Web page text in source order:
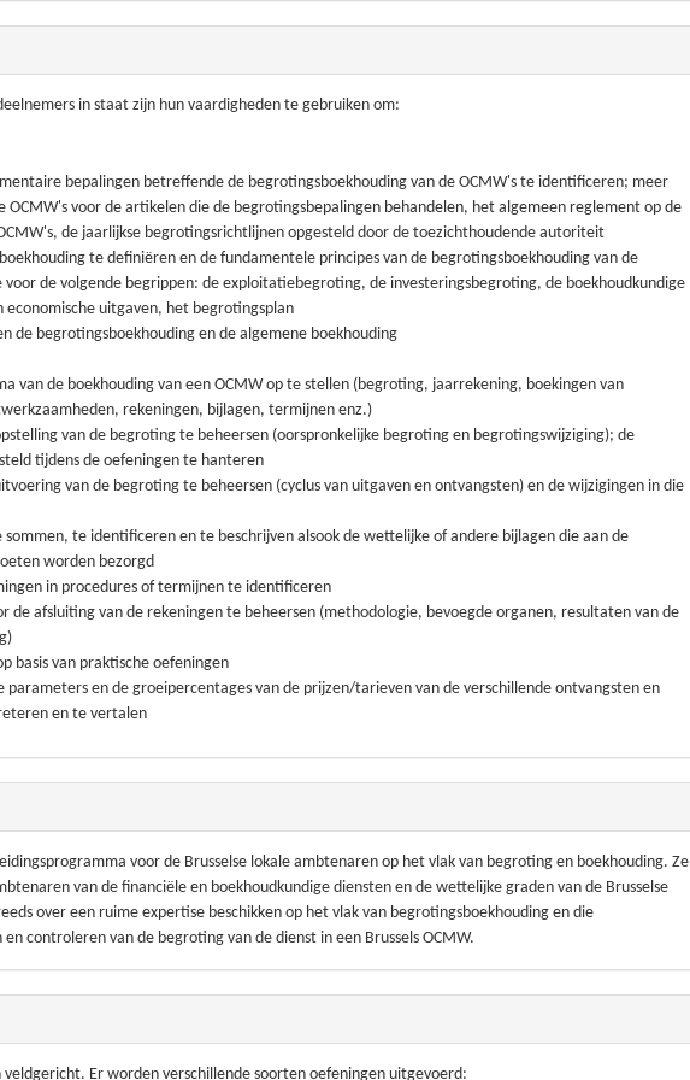
in staat zijn hun vaardigheden te gebruiken om:
bepalingen betreffende de begrotingsboekhouding van de OCMW's te identificeren; meer
OCMW's voor de artikelen die de begrotingsbepalingen behandelen, het algemeen reglement op de
de jaarlijkse begrotingsrichtlijnen opgesteld door de toezichthoudende autoriteit
te definiëren en de fundamentele principes van de begrotingsboekhouding van de
de volgende begrippen: de exploitatiebegroting, de investeringsbegroting, de boekhoudkundige
uitgaven, het begrotingsplan
de begrotingsboekhouding en de algemene boekhouding
van de boekhouding van een OCMW op te stellen (begroting, jaarrekening, boekingen van
rekeningen, bijlagen, termijnen enz.)
van de begroting te beheersen (oorspronkelijke begroting en begrotingswijziging); de
tijdens de oefeningen te hanteren
van de begroting te beheersen (cyclus van uitgaven en ontvangsten) en de wijzigingen in die
te identificeren en te beschrijven alsook de wettelijke of andere bijlagen die aan de
worden bezorgd
in procedures of termijnen te identificeren
de afsluiting van de rekeningen te beheersen (methodologie, bevoegde organen, resultaten van de
basis van praktische oefeningen
parameters en de groeipercentages van de prijzen/tarieven van de verschillende ontvangsten en
en te vertalen
voor de Brusselse lokale ambtenaren op het vlak van begroting en boekhouding. Ze
van de financiële en boekhoudkundige diensten en de wettelijke graden van de Brusselse
over een ruime expertise beschikken op het vlak van begrotingsboekhouding en die
controleren van de begroting van de dienst in een Brussels OCMW.
Er worden verschillende soorten oefeningen uitgevoerd: